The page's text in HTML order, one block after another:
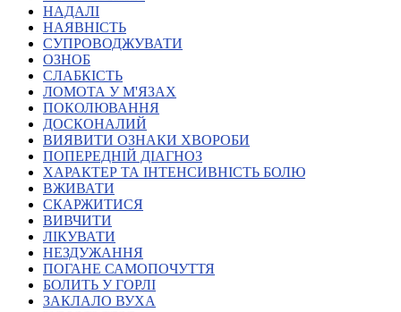
Волинська область
Дніпропетровська область
Донецька область
Житомирська область
Закарпатська область
Запорізька область
Івано-Франківська область
Київ
Київська область
Миколаївська область
Одеська область
Полтавська область
НАДАЛІ
НАЯВНІСТЬ
СУПРОВОДЖУВАТИ
ОЗНОБ
СЛАБКІСТЬ
ЛОМОТА У М'ЯЗАХ
ПОКОЛЮВАННЯ
ДОСКОНАЛИЙ
ВИЯВИТИ ОЗНАКИ ХВОРОБИ
ПОПЕРЕДНІЙ ДІАГНОЗ
ХАРАКТЕР ТА ІНТЕНСИВНІСТЬ БОЛЮ
ВЖИВАТИ
СКАРЖИТИСЯ
ВИВЧИТИ
ЛІКУВАТИ
НЕЗДУЖАННЯ
ПОГАНЕ САМОПОЧУТТЯ
БОЛИТЬ У ГОРЛІ
ЗАКЛАЛО ВУХА